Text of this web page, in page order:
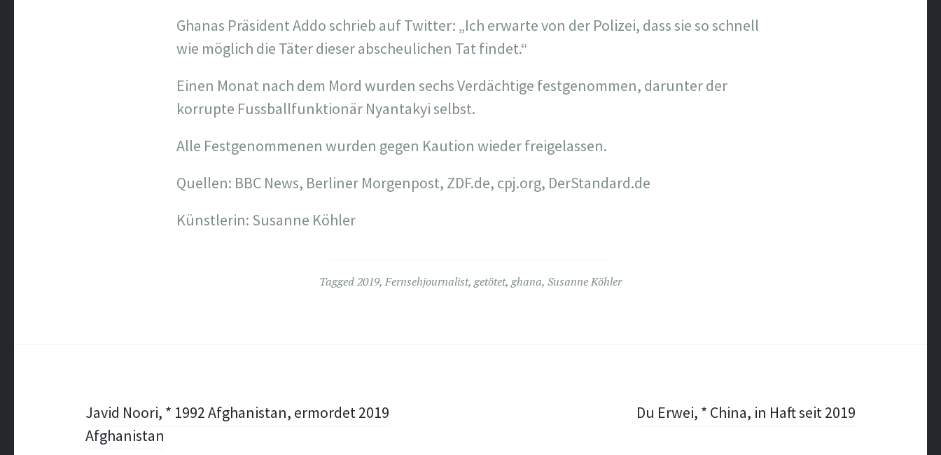
Ghanas Präsident Addo schrieb auf Twitter: „Ich erwarte von der Polizei, dass sie so schnell
wie möglich die Täter dieser abscheulichen Tat findet.“
Einen Monat nach dem Mord wurden sechs Verdächtige festgenommen, darunter der
korrupte Fussballfunktionär Nyantakyi selbst.
Alle Festgenommenen wurden gegen Kaution wieder freigelassen.
Quellen: BBC News, Berliner Morgenpost, ZDF.de, cpj.org, DerStandard.de
Künstlerin: Susanne Köhler
Tagged2019, Fernsehjournalist,getötet,ghana, Susanne Köhler
PostJavid Noori, * 1992 Afghanistan, ermordet 2019
Afghanistan
Du Erwei, * China, in Haft seit 2019